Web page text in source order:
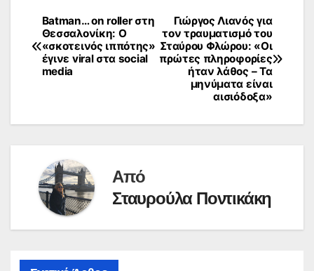
Πλοήγηση
άρθρων
Γιώργος Λιανός για
τον τραυματισμό του
Σταύρου Φλώρου: «Οι
πρώτες πληροφορίες
ήταν λάθος – Τα
μηνύματα είναι
αισιόδοξα»
Batman… on roller στη
Θεσσαλονίκη: Ο
«σκοτεινός ιππότης»
έγινε viral στα social
media
Από
Σταυρούλα Ποντικάκη